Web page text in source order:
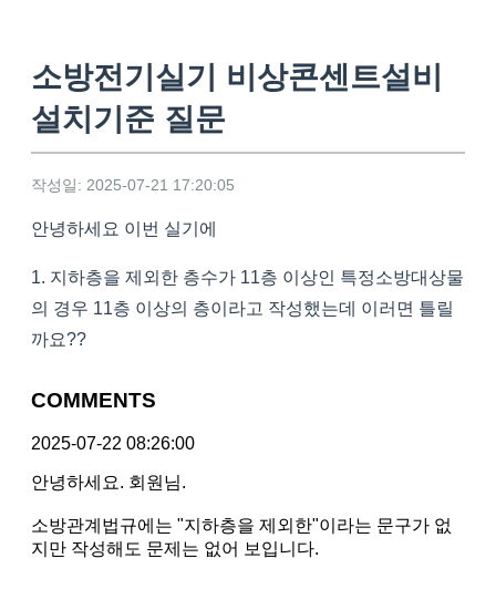
소방전기실기 비상콘센트설비
설치기준 질문
작성일: 2025-07-21 17:20:05
안녕하세요 이번 실기에
1. 지하층을 제외한 층수가 11층 이상인 특정소방대상물
의 경우 11층 이상의 층이라고 작성했는데 이러면 틀릴
까요??
COMMENTS
2025-07-22 08:26:00
안녕하세요. 회원님.
소방관계법규에는 "지하층을 제외한"이라는 문구가 없
지만 작성해도 문제는 없어 보입니다.